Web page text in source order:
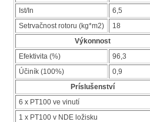
Ist/In
6,5
Setrvačnost rotoru (kg*m2)
18
Výkonnost
Efektivita (%)
96,3
Účiník (100%)
0,9
Príslušenství
6 x PT100 ve vinutí
1 x PT100 v NDE ložisku